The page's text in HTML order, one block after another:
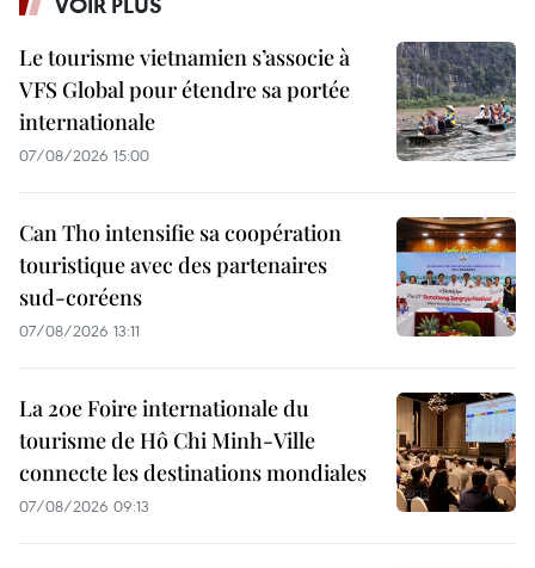
Le tourisme vietnamien s’associe à
VFS Global pour étendre sa portée
internationale
07/08/2026 15:00
Can Tho intensifie sa coopération
touristique avec des partenaires
sud-coréens
07/08/2026 13:11
La 20e Foire internationale du
tourisme de Hô Chi Minh-Ville
connecte les destinations mondiales
07/08/2026 09:13